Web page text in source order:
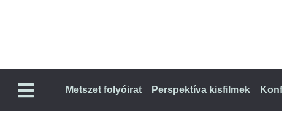
Metszet folyóirat Perspektíva kisfilmek